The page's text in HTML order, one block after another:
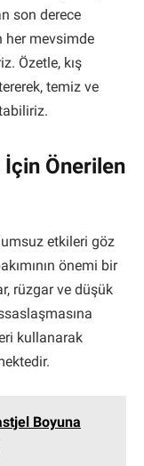
son derece
her mevsimde
Özetle, kış
temiz ve
İçin Önerilen
etkileri göz
önemi bir
rüzgar ve düşük
kullanarak
Boyuna